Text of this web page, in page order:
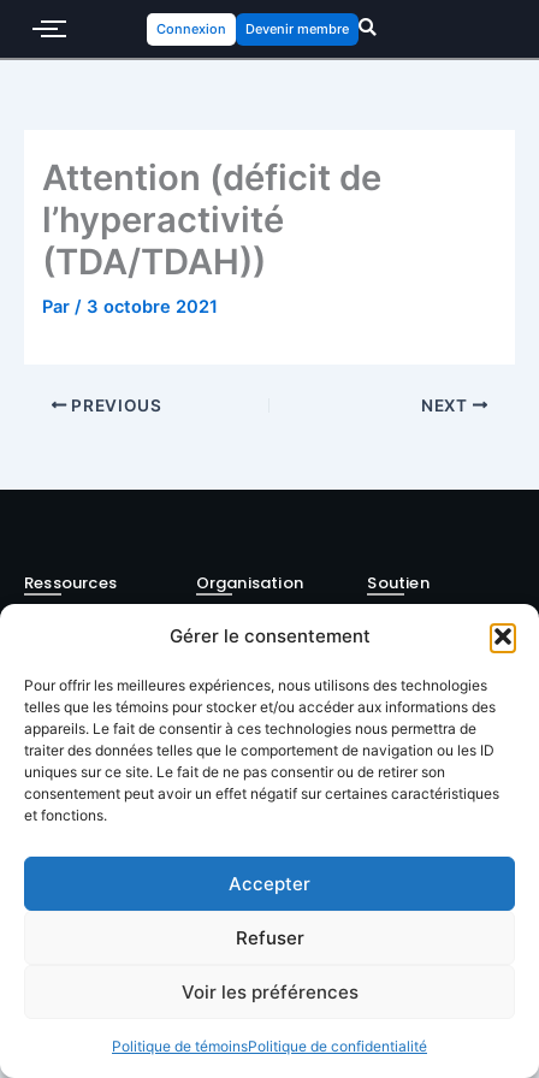
Gérer le consentement
Pour offrir les meilleures expériences, nous utilisons des technologies
telles que les témoins pour stocker et/ou accéder aux informations des
appareils. Le fait de consentir à ces technologies nous permettra de
traiter des données telles que le comportement de navigation ou les ID
uniques sur ce site. Le fait de ne pas consentir ou de retirer son
consentement peut avoir un effet négatif sur certaines caractéristiques
et fonctions.
Accepter
Refuser
Voir les préférences
Politique de témoinsPolitique de confidentialité
Connexion Devenir membre
Attention (déficit de
l’hyperactivité
(TDA/TDAH))
Par / 3 octobre 2021
PREVIOUS NEXT
Ressources
Devenir
membre
Blog / Articles
Organisation
Formations
Événements
Soutien
Linkedin
© 2026 LACOP Tous droits réservés | propulsé par